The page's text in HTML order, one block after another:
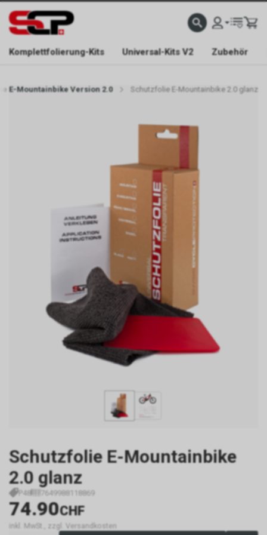
ERREICHBAR NUR WÄHREND DER ÖFFNUNGSZEITEN. GRATIS VERSAND AB
Komplettfolierung-Kits Universal-Kits V2 Zubehör
E-Mountainbike Version 2.0 Schutzfolie E-Mountainbike 2.0 glanz
Schutzfolie E-Mountainbike
2.0 glanz
P48 7649988118869
74.90CHF
inkl. MwSt., zzgl. Versandkosten